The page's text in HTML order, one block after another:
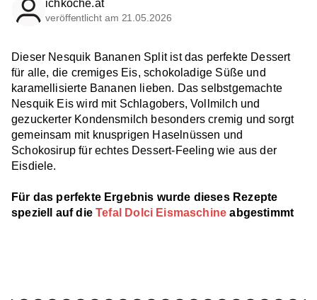
ichkoche.at
veröffentlicht am 21.05.2026
Dieser Nesquik Bananen Split ist das perfekte Dessert
für alle, die cremiges Eis, schokoladige Süße und
karamellisierte Bananen lieben. Das selbstgemachte
Nesquik Eis wird mit Schlagobers, Vollmilch und
gezuckerter Kondensmilch besonders cremig und sorgt
gemeinsam mit knusprigen Haselnüssen und
Schokosirup für echtes Dessert-Feeling wie aus der
Eisdiele.
Für das perfekte Ergebnis wurde dieses Rezepte
speziell auf dieTefal Dolci Eismaschine abgestimmt